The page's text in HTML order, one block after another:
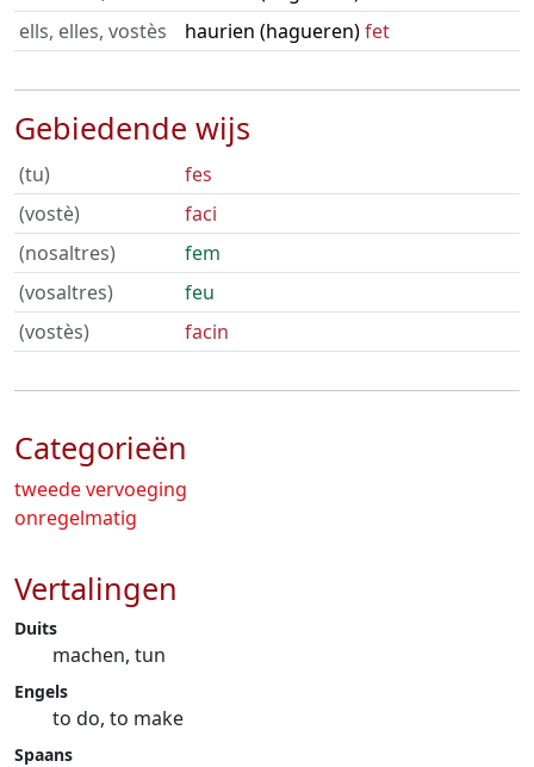
ells, elles, vostès
haurien (hagueren)fet
Gebiedende wijs
(tu)
fes
(vostè)
faci
(nosaltres)
fem
(vosaltres)
feu
(vostès)
facin
Categorieën
tweede vervoeging
onregelmatig
Vertalingen
Duits
machen, tun
Engels
to do, to make
Spaans